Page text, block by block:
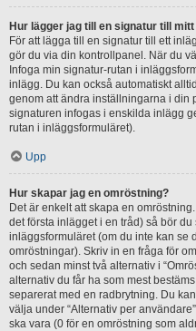
Hur lägger jag till en signatur till
För att lägga till en signatur till ett
gör du via din kontrollpanel. När du
Infoga min signatur-rutan i
inlägg. Du kan också automatiskt
genom att ändra inställningarna i din
signaturen infogas i enskilda inlägg
rutan i inläggsformuläret).
Upp
Hur skapar jag en omröstning?
Det är enkelt att skapa en
det första inlägget i en tråd) så bör
inläggsformuläret (om du inte kan se
omröstningar). Skriv in en fråga för
och sedan minst två alternativ i
alternativ du får ha som mest
separerat med en radbrytning. Du
välja under “Alternativ per
ska vara (0 för en omröstning som